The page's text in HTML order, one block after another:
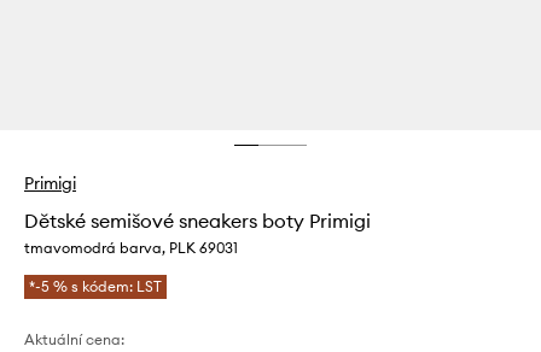
Primigi
Dětské semišové sneakers boty Primigi
tmavomodrá barva, PLK 69031
*-5 % s kódem: LST
Aktuální cena: